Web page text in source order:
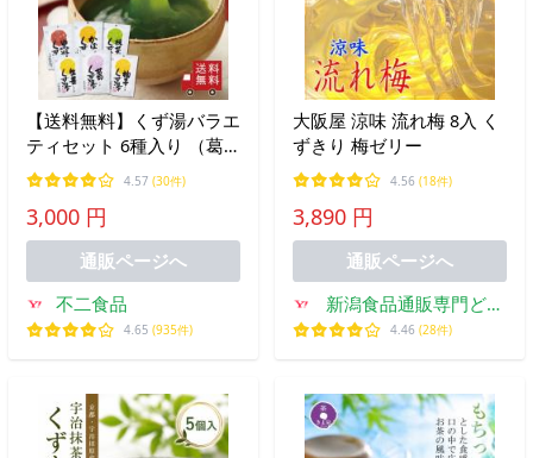
【送料無料】くず湯バラエ
ティセット 6種入り （葛
生姜 抹茶 柚子 かぼちゃ
黒糖 ） 葛湯 スイーツ デ
ザート 粉末飲料 お菓子 和
菓子 吉野本葛 お試し
4.57 (30件)
3,000 円
通販ページへ
不二食品
4.65 (935件)
大阪屋 涼味 流れ梅 8入 く
ずきり 梅ゼリー
4.56 (18件)
3,890 円
通販ページへ
新潟食品通販専門どん
ぐり屋
4.46 (28件)